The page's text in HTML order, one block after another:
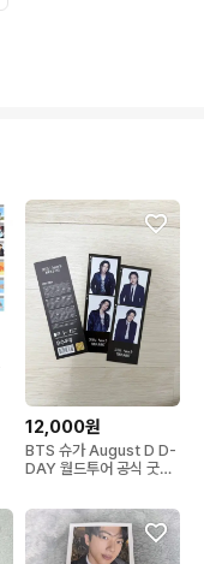
12,000원
BTS 슈가 August D D-
DAY 월드투어 공식 굿즈